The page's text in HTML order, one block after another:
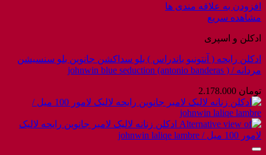
افزودن به علاقه مندی ها
مشاهده سریع
ادکلن و اسپری
ادکلن رایحه ( آنتونیو باندراس ) بلو سداکشن جانوین بلو سنسیشن
مردانه / johnwin blue seduction (antonio banderas )
تومان